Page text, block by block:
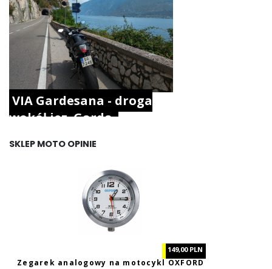
VIA Gardesana - droga
wokół jez. Garda.
SKLEP MOTO OPINIE
149,00 PLN
Zegarek analogowy na motocykl OXFORD